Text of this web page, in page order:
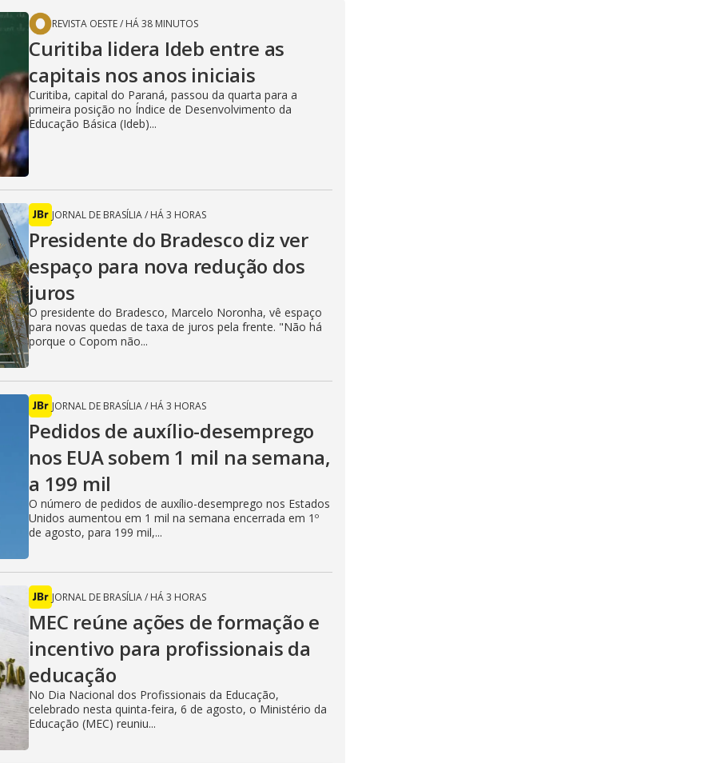
i
d
e
o
REVISTA OESTE/ HÁ 38 MINUTOS
Curitiba lidera Ideb entre as
capitais nos anos iniciais
Curitiba, capital do Paraná, passou da quarta para a
primeira posição no Índice de Desenvolvimento da
Educação Básica (Ideb)...
JORNAL DE BRASÍLIA/ HÁ 3 HORAS
Presidente do Bradesco diz ver
espaço para nova redução dos
juros
O presidente do Bradesco, Marcelo Noronha, vê espaço
para novas quedas de taxa de juros pela frente. "Não há
porque o Copom não...
JORNAL DE BRASÍLIA/ HÁ 3 HORAS
Pedidos de auxílio-desemprego
nos EUA sobem 1 mil na semana,
a 199 mil
O número de pedidos de auxílio-desemprego nos Estados
Unidos aumentou em 1 mil na semana encerrada em 1º
de agosto, para 199 mil,...
JORNAL DE BRASÍLIA/ HÁ 3 HORAS
MEC reúne ações de formação e
incentivo para profissionais da
educação
No Dia Nacional dos Profissionais da Educação,
celebrado nesta quinta-feira, 6 de agosto, o Ministério da
Educação (MEC) reuniu...